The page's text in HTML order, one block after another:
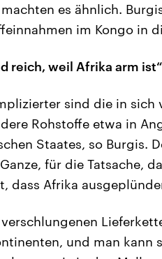
es ähnlich.
im Kongo in
reich, weil Afrika arm ist“
sind die in sich
Rohstoffe etwa in
Staates, so Burgis.
für die Tatsache,
dass Afrika
verschlungenen
und man kann